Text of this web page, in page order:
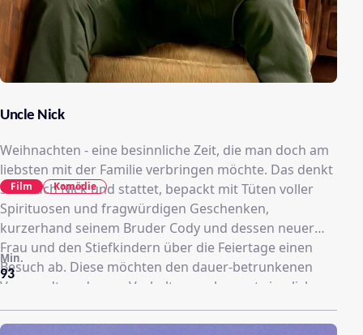
Uncle Nick
Weihnachten - eine besinnliche Zeit, die man doch am
liebsten mit der Familie verbringen möchte. Das denkt
sich auch Nick und stattet, bepackt mit Tüten voller
Spirituosen und fragwürdigen Geschenken,
kurzerhand seinem Bruder Cody und dessen neuer
Frau und den Stiefkindern über die Feiertage einen
Besuch ab. Diese möchten den dauer-betrunkenen
Verwandten, dessen Verhalten auch sonst ziemlichen
zu wünschen lässt, jedoch so schnell es geht wieder
loswerden. Doch das ist gar nicht so einfach ...
93
Min.
Film Komödie